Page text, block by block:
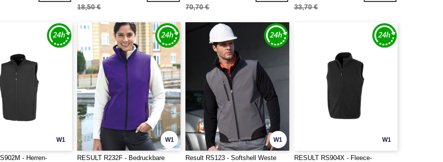
18,50 € 70,70 € 33,70 €
W1
- Herren-
W1
RESULT R232F - Bedruckbare
W1
Result RS123 - Softshell Weste
W1
RESULT RS904X - Fleece-